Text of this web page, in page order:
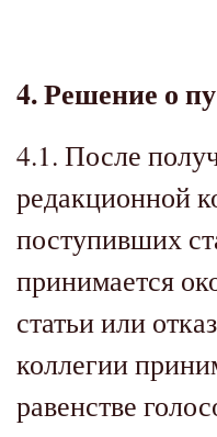
4. Решение о
4.1. После
редакционной
поступивших
принимается
статьи или
коллегии
равенстве